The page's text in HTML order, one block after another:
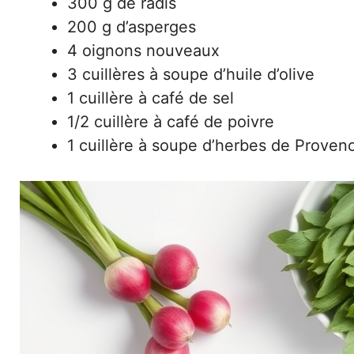
200 g d’asperges
4 oignons nouveaux
3 cuillères à soupe d’huile d’olive
1 cuillère à café de sel
1/2 cuillère à café de poivre
1 cuillère à soupe d’herbes de